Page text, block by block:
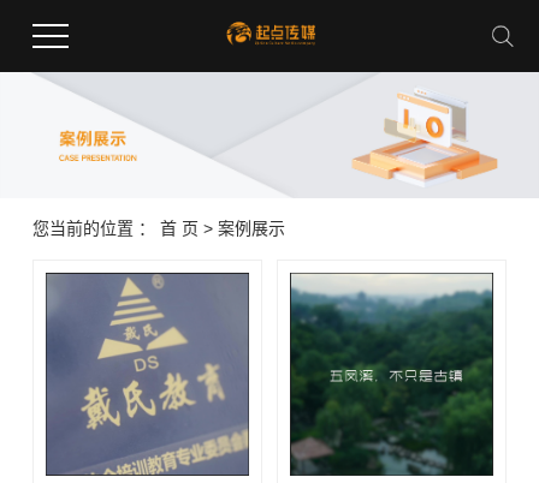
您当前的位置 ： 首 页 > 案例展示